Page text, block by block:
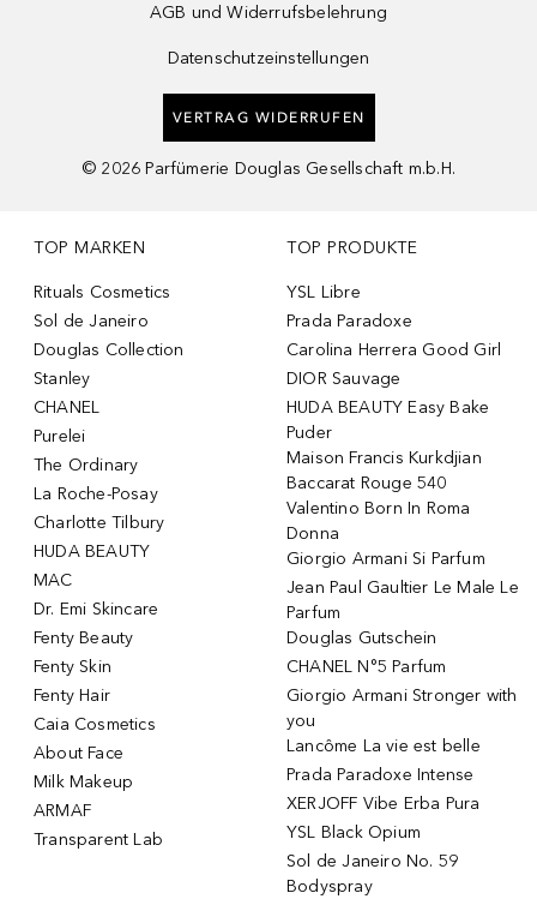
AGB und Widerrufsbelehrung
Datenschutzeinstellungen
VERTRAG WIDERRUFEN
© 2026 Parfümerie Douglas Gesellschaft m.b.H.
TOP MARKEN
Rituals Cosmetics
Sol de Janeiro
Douglas Collection
Stanley
CHANEL
Purelei
The Ordinary
La Roche-Posay
Charlotte Tilbury
HUDA BEAUTY
MAC
Dr. Emi Skincare
Fenty Beauty
Fenty Skin
Fenty Hair
Caia Cosmetics
About Face
Milk Makeup
ARMAF
Transparent Lab
TOP PRODUKTE
YSL Libre
Prada Paradoxe
Carolina Herrera Good Girl
DIOR Sauvage
HUDA BEAUTY Easy Bake
Puder
Maison Francis Kurkdjian
Baccarat Rouge 540
Valentino Born In Roma
Donna
Giorgio Armani Si Parfum
Jean Paul Gaultier Le Male Le
Parfum
Douglas Gutschein
CHANEL N°5 Parfum
Giorgio Armani Stronger with
you
Lancôme La vie est belle
Prada Paradoxe Intense
XERJOFF Vibe Erba Pura
YSL Black Opium
Sol de Janeiro No. 59
Bodyspray